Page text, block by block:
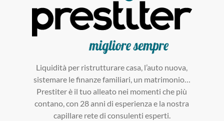
Liquidità per ristrutturare casa, l’auto nuova,
sistemare le finanze familiari, un matrimonio…
Prestiter è il tuo alleato nei momenti che più
contano, con 28 anni di esperienza e la nostra
capillare rete di consulenti esperti.